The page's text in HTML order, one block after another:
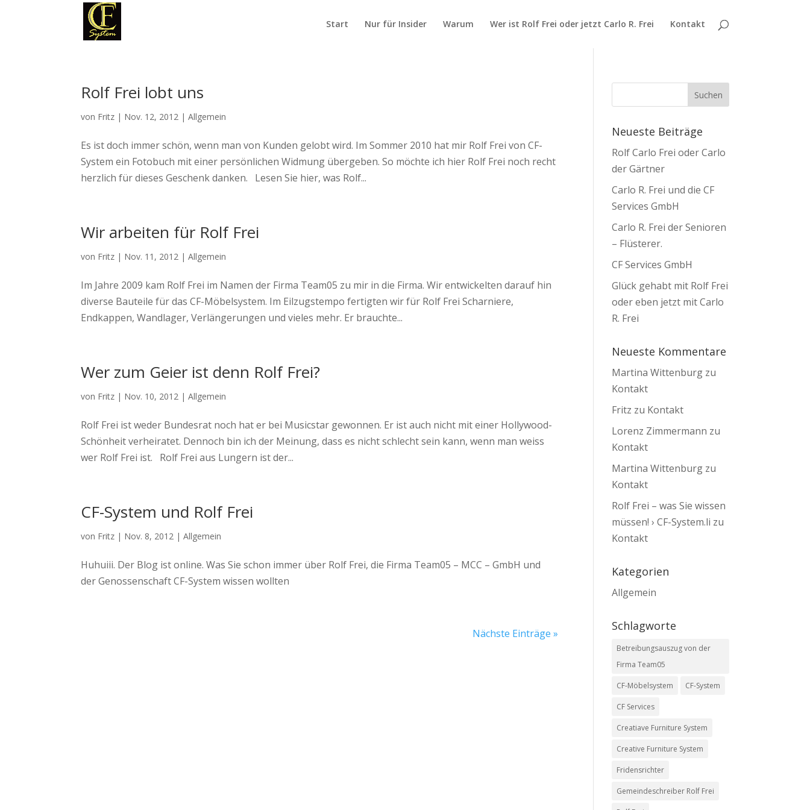
Start Nur für Insider Warum Wer ist Rolf Frei oder jetzt Carlo R. Frei Kontakt
Rolf Frei lobt uns
von Fritz | Nov. 12, 2012 |Allgemein
Es ist doch immer schön, wenn man von Kunden gelobt wird. Im Sommer 2010 hat mir Rolf Frei von CF-
System ein Fotobuch mit einer persönlichen Widmung übergeben. So möchte ich hier Rolf Frei noch recht
herzlich für dieses Geschenk danken. Lesen Sie hier, was Rolf...
Wir arbeiten für Rolf Frei
von Fritz | Nov. 11, 2012 |Allgemein
Im Jahre 2009 kam Rolf Frei im Namen der Firma Team05 zu mir in die Firma. Wir entwickelten darauf hin
diverse Bauteile für das CF-Möbelsystem. Im Eilzugstempo fertigten wir für Rolf Frei Scharniere,
Endkappen, Wandlager, Verlängerungen und vieles mehr. Er brauchte...
Wer zum Geier ist denn Rolf Frei?
von Fritz | Nov. 10, 2012 |Allgemein
Rolf Frei ist weder Bundesrat noch hat er bei Musicstar gewonnen. Er ist auch nicht mit einer Hollywood-
Schönheit verheiratet. Dennoch bin ich der Meinung, dass es nicht schlecht sein kann, wenn man weiss
wer Rolf Frei ist. Rolf Frei aus Lungern ist der...
CF-System und Rolf Frei
von Fritz | Nov. 8, 2012 |Allgemein
Huhuiii. Der Blog ist online. Was Sie schon immer über Rolf Frei, die Firma Team05 – MCC – GmbH und
der Genossenschaft CF-System wissen wollten
Nächste Einträge »
Neueste Beiträge
Rolf Carlo Frei oder Carlo
der Gärtner
Carlo R. Frei und die CF
Services GmbH
Carlo R. Frei der Senioren
– Flüsterer.
CF Services GmbH
Glück gehabt mit Rolf Frei
oder eben jetzt mit Carlo
R. Frei
Neueste Kommentare
Martina Wittenburg zu
Kontakt
Fritz zu Kontakt
Lorenz Zimmermann zu
Kontakt
Martina Wittenburg zu
Kontakt
Rolf Frei – was Sie wissen
müssen! › CF-System.li zu
Kontakt
Kategorien
Allgemein
Schlagworte
Betreibungsauszug von der
Firma Team05
CF-Möbelsystem CF-System
CF Services
Creatiave Furniture System
Creative Furniture System
Fridensrichter
Gemeindeschreiber Rolf Frei